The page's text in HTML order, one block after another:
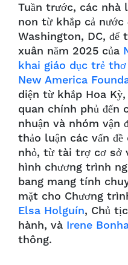
Tuần trước, các nhà
non từ khắp cả nước
Washington, DC, để
xuân năm 2025 của
khai giáo dục trẻ
New America
diện từ khắp Hoa
quan chính phủ đến
nhuận và nhóm vận
thảo luận các vấn
nhỏ, từ tài trợ cơ sở
hình chương trình
bang mang tính
mặt cho Chương
Elsa Holguín, Chủ
hành, và Irene
thông.